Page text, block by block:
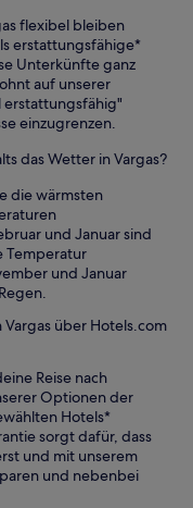
flexibel bleiben
erstattungsfähige*
Unterkünfte ganz
auf unserer
erstattungsfähig"
einzugrenzen.
das Wetter in Vargas?
die wärmsten
und Januar sind
Temperatur
und Januar
über Hotels.com
Reise nach
Optionen der
Hotels*
sorgt dafür, dass
und mit unserem
und nebenbei